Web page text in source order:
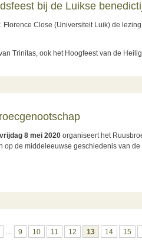
bij de Luikse
Florence Close (Universiteit Luik) de
Trinitas, ook het Hoogfeest van de
vrijdag 8 mei 2020 organiseert het
op de middeleeuwse geschiedenis van
9 10 11 12 13 14 15